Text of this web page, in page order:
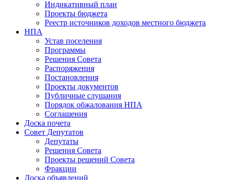
Индикативный план
Проекты бюджета
Реестр источников доходов местного бюджета
НПА
Устав поселения
Программы
Решения Совета
Распоряжения
Постановления
Проекты документов
Публичные слушания
Порядок обжалования НПА
Соглашения
Доска почета
Совет Депутатов
Депутаты
Решения Совета
Проекты решений Совета
Фракции
Доска объявлений